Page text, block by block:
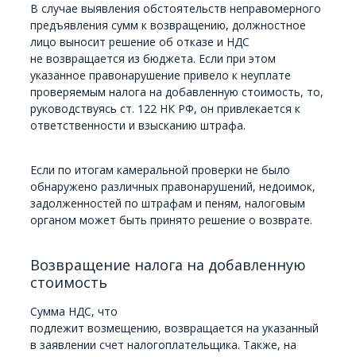
В случае выявления обстоятельств неправомерного
предъявления сумм к возвращению, должностное
лицо выносит решение об отказе и НДС
не возвращается из бюджета. Если при этом
указанное правонарушение привело к неуплате
проверяемым налога на добавленную стоимость, то,
руководствуясь ст. 122 НК РФ, он привлекается к
ответственности и взысканию штрафа.
Если по итогам камеральной проверки не было
обнаружено различных правонарушений, недоимок,
задолженностей по штрафам и пеням, налоговым
органом может быть принято решение о возврате.
Возвращение налога на добавленную
стоимость
Сумма НДС, что
подлежит возмещению, возвращается на указанный
в заявлении счет налогоплательщика. Также, на